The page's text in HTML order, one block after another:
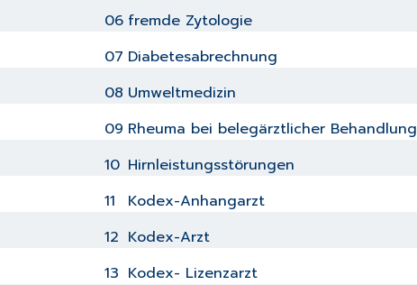
06 fremde Zytologie
07 Diabetesabrechnung
08 Umweltmedizin
09 Rheuma bei belegärztlicher Behandlung
10 Hirnleistungsstörungen
11
Kodex-Anhangarzt
12 Kodex-Arzt
13 Kodex- Lizenzarzt